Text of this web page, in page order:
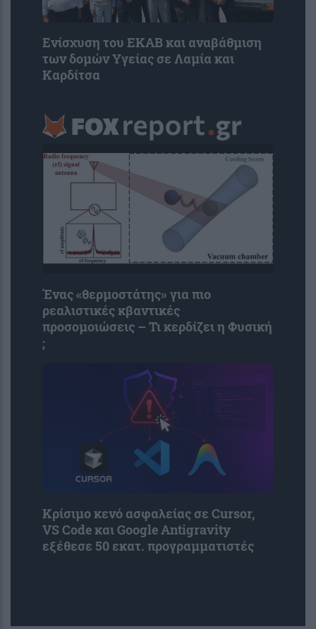
Ενίσχυση του ΕΚΑΒ και αναβάθμιση
των δομών Υγείας σε Λαμία και
Καρδίτσα
Ένας «θερμοστάτης» για πιο
ρεαλιστικές κβαντικές
προσομοιώσεις – Τι κερδίζει η Φυσική
;
Κρίσιμο κενό ασφαλείας σε Cursor,
VS Code και Google Antigravity
εξέθεσε 50 εκατ. προγραμματιστές